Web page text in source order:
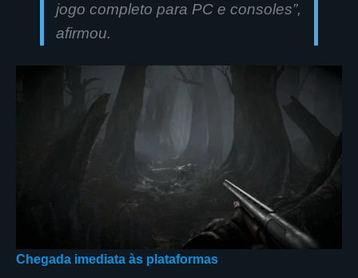
jogo completo para PC e consoles”,
afirmou.
Chegada imediata às plataformas